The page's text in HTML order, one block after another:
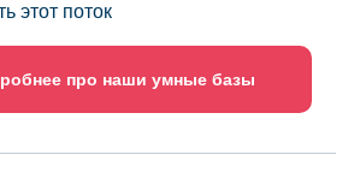
этот поток
про наши умные базы